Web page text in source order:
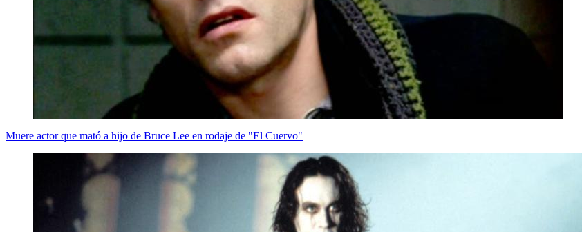
Muere actor que mató a hijo de Bruce Lee en rodaje de "El Cuervo"